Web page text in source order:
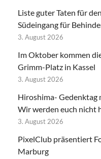
Liste guter Taten für
Südeingang für
3. August 2026
Im Oktober kommen
Grimm-Platz in Kassel
3. August 2026
Hiroshima- Gedenktag
Wir werden euch nicht
3. August 2026
PixelClub präsentiert
Marburg